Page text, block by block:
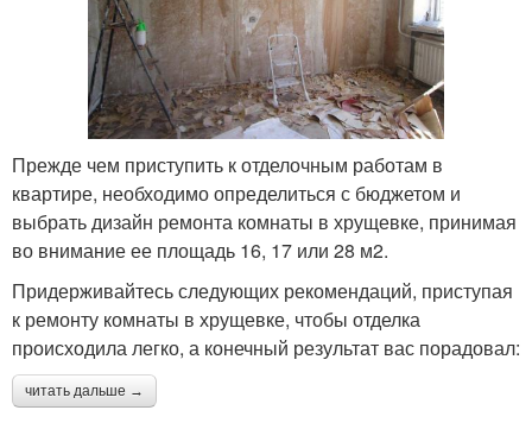
Прежде чем приступить к отделочным работам в
квартире, необходимо определиться с бюджетом и
выбрать дизайн ремонта комнаты в хрущевке, принимая
во внимание ее площадь 16, 17 или 28 м2.
Придерживайтесь следующих рекомендаций, приступая
к ремонту комнаты в хрущевке, чтобы отделка
происходила легко, а конечный результат вас порадовал:
читать дальше →